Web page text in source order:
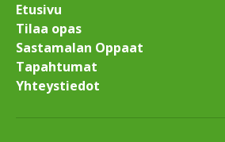
Etusivu
Tilaa opas
Sastamalan Oppaat
Tapahtumat
Yhteystiedot